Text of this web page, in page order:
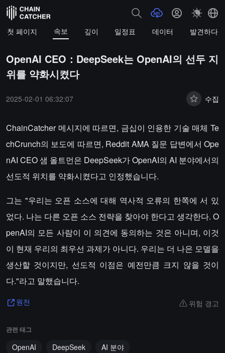
첫 페이지 속보 깊이 일정표 데이터 발견하다
OpenAI CEO：DeepSeek는 OpenAI의 선두 지
위를 약화시켰다
2025-02-01 06:32:07 수집
ChainCatcher 메시지에 따르면, 금십이 인용한 기술 매체 Te
chCrunch의 보도에 따르면, Reddit AMA 질문 답변에서 Ope
nAI CEO 샘 올트먼은 DeepSeek가 OpenAI의 AI 분야에서의
선도적 위치를 약화시켰다고 인정했습니다.
그는 "우리는 오픈 소스에 대해 역사적 오류의 한쪽에 서 있
었다. 나는 다른 오픈 소스 전략을 찾아야 한다고 생각한다. O
penAI의 모든 사람이 이 의견에 동의하는 것은 아니며, 이것
이 현재 우리의 최우선 과제가 아니다. 우리는 더 나은 모델을
생산할 것이지만, 선도적 이점은 예전만큼 크지 않을 것이
다."라고 말했습니다.
원천 위험 경고
관련 태그
OpenAI DeepSeek AI 분야